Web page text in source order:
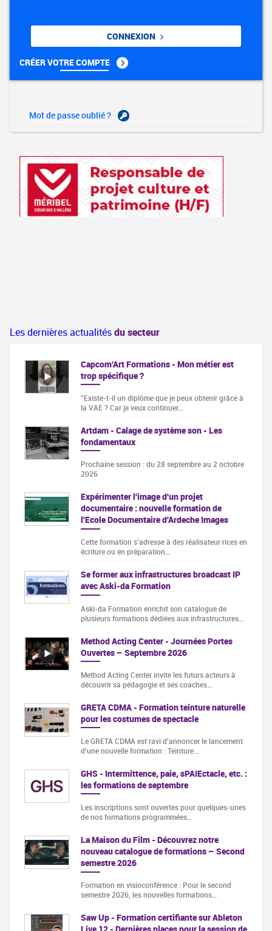
CONNEXION
CRÉER VOTRE COMPTE
Mot de passe oublié ?
Les dernières actualitésdu secteur
Capcom'Art Formations - Mon métier est
trop spécifique ?
"Existe-t-il un diplôme que je peux obtenir grâce à
la VAE ? Car je veux continuer…
Artdam - Calage de système son - Les
fondamentaux
Prochaine session : du 28 septembre au 2 octobre
2026
Expérimenter l'image d'un projet
documentaire : nouvelle formation de
l'Ecole Documentaire d'Ardeche Images
Cette formation s‘adresse à des réalisateur·rices en
écriture ou en préparation…
Se former aux infrastructures broadcast IP
avec Aski-da Formation
Aski-da Formation enrichit son catalogue de
plusieurs formations dédiées aux infrastructures…
Method Acting Center - Journées Portes
Ouvertes – Septembre 2026
Method Acting Center invite les futurs acteurs à
découvrir sa pédagogie et ses coaches…
GRETA CDMA - Formation teinture naturelle
pour les costumes de spectacle
Le GRETA CDMA est ravi d'annoncer le lancement
d'une nouvelle formation : Teinture…
GHS - Intermittence, paie, sPAIEctacle, etc. :
les formations de septembre
Les inscriptions sont ouvertes pour quelques-unes
de nos formations programmées…
La Maison du Film - Découvrez notre
nouveau catalogue de formations – Second
semestre 2026
Formation en visioconférence : Pour le second
semestre 2026, les nouvelles formations…
Saw Up - Formation certifiante sur Ableton